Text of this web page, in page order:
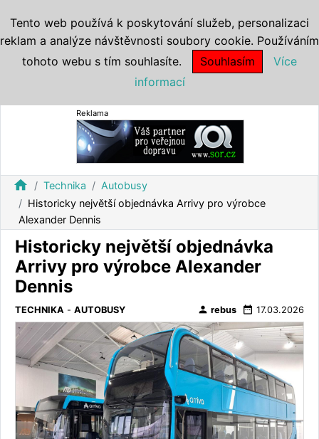
Reklama
home Technika
Autobusy
Historicky největší objednávka Arrivy pro výrobce
Alexander Dennis
Historicky největší objednávka
Arrivy pro výrobce Alexander
Dennis
TECHNIKA - AUTOBUSY person rebus date_range 17.03.2026
Tento web používá k poskytování služeb, personalizaci
reklam a analýze návštěvnosti soubory cookie. Používáním
tohoto webu s tím souhlasíte.
Souhlasím
Více
informací